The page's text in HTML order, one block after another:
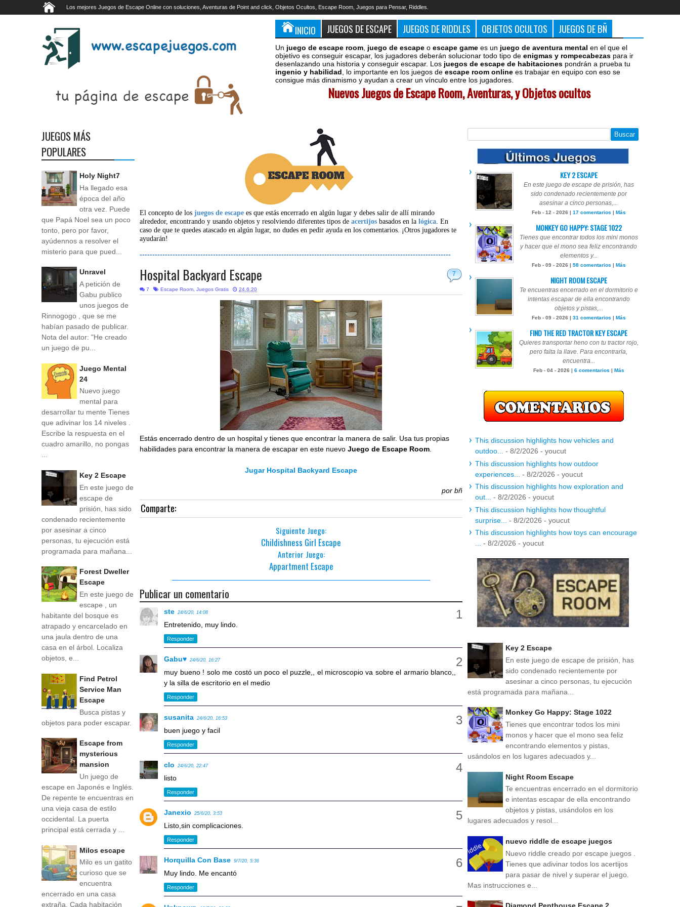
Los mejores Juegos de Escape Online con soluciones, Aventuras de Point and click, Objetos Ocultos, Escape Room, Juegos para Pensar, Riddles.
INICIO JUEGOS DE ESCAPE JUEGOS DE RIDDLES OBJETOS OCULTOS JUEGOS DE BÑ
Un juego de escape room juego de escape o escape game es un juego de aventura mental en el que el
objetivo es conseguir escapar, los jugadores deberán solucionar todo tipo de enigmas y rompecabezas para ir
desenlazando una historia y conseguir escapar. Los juegos de escape de habitaciones pondrán a prueba tu
ingenio y habilidad , lo importante en los juegos de escape room online es trabajar en equipo con eso se
consigue más dinamismo y ayudan a crear un vínculo entre los jugadores.
Nuevos Juegos de Escape Room, Aventuras, y Objetos ocultos
El concepto de losjuegos de escape es que estás encerrado en algún lugar y debes salir de allí mirando
alrededor, encontrando y usando objetos y resolviendo diferentes tipos deacertijos basados en lalógica. En
caso de que te quedes atascado en algún lugar, no dudes en pedir ayuda en los comentarios. ¡Otros jugadores te
ayudarán!
---------------------------------------------------------------------------------------------------------------------------
7
Hospital Backyard Escape
7 Escape Room Juegos Gratis 24.6.20
Estás encerrado dentro de un hospital y tienes que encontrar la manera de salir. Usa tus propias
habilidades para encontrar la manera de escapar en este nuevoJuego de Escape Room
Jugar Hospital Backyard Escape
por bñ
Comparte:
Siguiente Juego:
Childishness Girl Escape
Anterior Juego:
Appartment Escape
Publicar un comentario
ste 24/6/20, 14:08
Entretenido, muy lindo.
Responder
Gabu♥ 24/6/20, 16:27
muy bueno ! solo me costó un poco el puzzle,, el microscopio va sobre el armario blanco,,
y la silla de escritorio en el medio
Responder
susanita 24/6/20, 16:53
buen juego y facil
Responder
clo 24/6/20, 22:47
listo
Responder
Janexio 25/6/20, 3:53
Listo,sin complicaciones.
Responder
Horquilla Con Base 9/7/20, 5:36
Muy lindo. Me encantó
Responder
JUEGOS MÁS
POPULARES
Holy Night7
Ha llegado esa
época del año
otra vez. Puede
que Papá Noel sea un poco
tonto, pero por favor,
ayúdennos a resolver el
misterio para que pued...
Unravel
A petición de
Gabu publico
unos juegos de
Rinnogogo , que se me
habían pasado de publicar.
Nota del autor: "He creado
un juego de pu...
Juego Mental
24
Nuevo juego
mental para
desarrollar tu mente Tienes
que adivinar los 14 niveles .
Escribe la respuesta en el
cuadro amarillo, no pongas
...
Key 2 Escape
En este juego de
escape de
prisión, has sido
condenado recientemente
por asesinar a cinco
personas, tu ejecución está
programada para mañana...
Forest Dweller
Escape
En este juego de
escape , un
habitante del bosque es
atrapado y encarcelado en
una jaula dentro de una
casa en el árbol. Localiza
objetos, e...
Find Petrol
Service Man
Escape
Busca pistas y
objetos para poder escapar.
Escape from
mysterious
mansion
Un juego de
escape en Japonés e Inglés.
De repente te encuentras en
una vieja casa de estilo
occidental. La puerta
principal está cerrada y ...
Milos escape
Milo es un gatito
curioso que se
encuentra
encerrado en una casa
extraña. Cada habitación
KEY 2 ESCAPE
En este juego de escape de prisión, has
sido condenado recientemente por
asesinar a cinco personas,...
Feb - 12 - 2026 | 17 comentarios | Más
MONKEY GO HAPPY: STAGE 1022
Tienes que encontrar todos los mini monos
y hacer que el mono sea feliz encontrando
elementos y...
Feb - 09 - 2026 | 58 comentarios | Más
NIGHT ROOM ESCAPE
Te encuentras encerrado en el dormitorio e
intentas escapar de ella encontrando
objetos y pistas,...
Feb - 09 - 2026 | 31 comentarios | Más
FIND THE RED TRACTOR KEY ESCAPE
Quieres transportar heno con tu tractor rojo,
pero falta la llave. Para encontrarla,
encuentra...
Feb - 04 - 2026 | 6 comentarios | Más
This discussion highlights how vehicles and
outdoo...
- 8/2/2026 - youcut
This discussion highlights how outdoor
experiences...
- 8/2/2026 - youcut
This discussion highlights how exploration and
out...
- 8/2/2026 - youcut
This discussion highlights how thoughtful
surprise...
- 8/2/2026 - youcut
This discussion highlights how toys can encourage
- 8/2/2026 - youcut
Key 2 Escape
En este juego de escape de prisión, has
sido condenado recientemente por
asesinar a cinco personas, tu ejecución
está programada para mañana...
Monkey Go Happy: Stage 1022
Tienes que encontrar todos los mini
monos y hacer que el mono sea feliz
encontrando elementos y pistas,
usándolos en los lugares adecuados y...
Night Room Escape
Te encuentras encerrado en el dormitorio
e intentas escapar de ella encontrando
objetos y pistas, usándolos en los
lugares adecuados y resol...
nuevo riddle de escape juegos
Nuevo riddle creado por escape juegos .
Tienes que adivinar todos los acertijos
para pasar de nivel y superar el juego.
Mas instrucciones e...